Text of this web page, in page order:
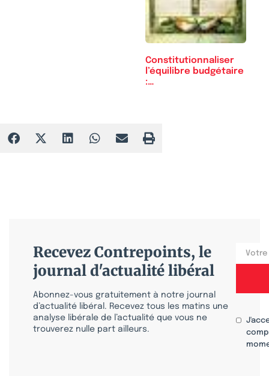
Constitutionnaliser
l’équilibre budgétaire
:…
Recevez Contrepoints, le
journal d'actualité libéral
Abonnez-vous gratuitement à notre journal
d’actualité libéral. Recevez tous les matins une
analyse libérale de l’actualité que vous ne
trouverez nulle part ailleurs.